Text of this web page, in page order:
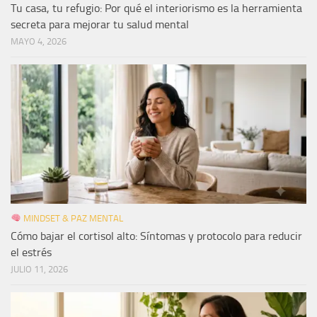
Tu casa, tu refugio: Por qué el interiorismo es la herramienta
secreta para mejorar tu salud mental
MAYO 4, 2026
MINDSET & PAZ MENTAL
Cómo bajar el cortisol alto: Síntomas y protocolo para reducir
el estrés
JULIO 11, 2026